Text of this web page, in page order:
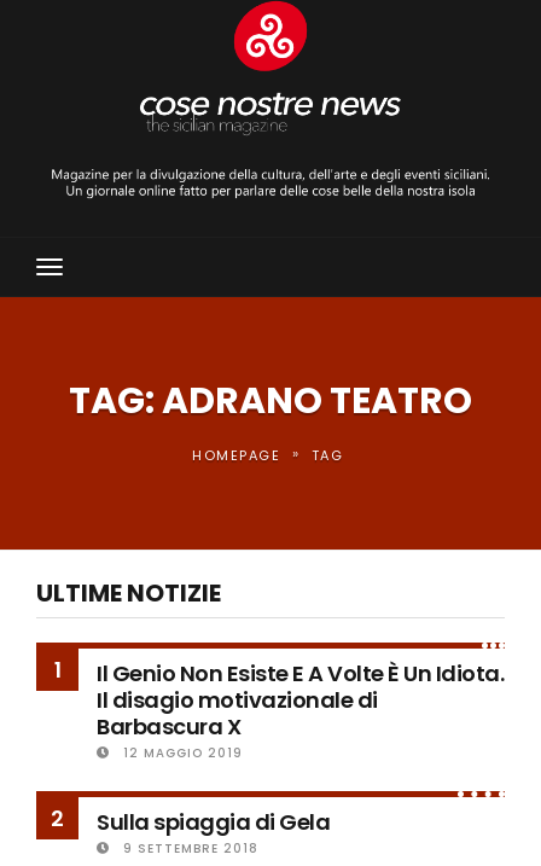
Toggle
Navigation
TAG: ADRANO TEATRO
HOMEPAGE » TAG
ULTIME NOTIZIE
1
Il Genio Non Esiste E A Volte È Un Idiota.
Il disagio motivazionale di
Barbascura X
12 MAGGIO 2019
2 Sulla spiaggia di Gela
9 SETTEMBRE 2018